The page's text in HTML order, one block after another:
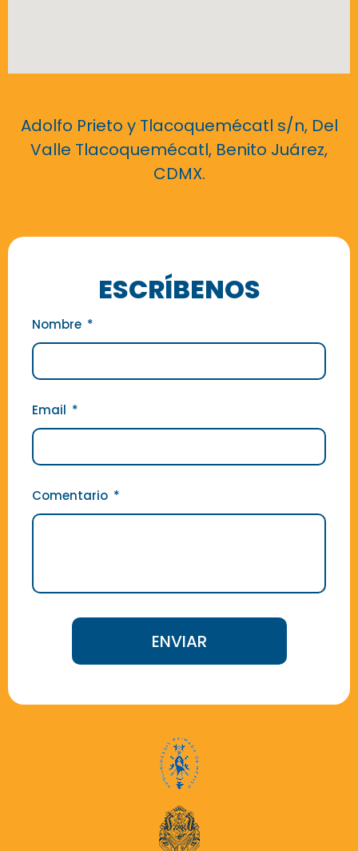
Adolfo Prieto y Tlacoquemécatl s/n, Del
Valle Tlacoquemécatl, Benito Juárez,
CDMX.
ESCRÍBENOS
Nombre
Email
Comentario
ENVIAR